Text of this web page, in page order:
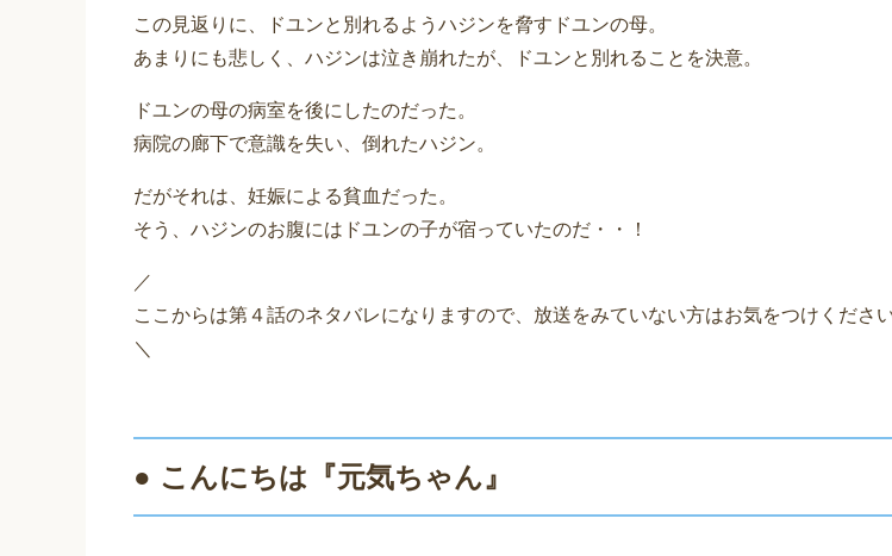
この見返りに、ドユンと別れるようハジンを脅すドユンの母。
あまりにも悲しく、ハジンは泣き崩れたが、ドユンと別れることを決意。
ドユンの母の病室を後にしたのだった。
病院の廊下で意識を失い、倒れたハジン。
だがそれは、妊娠による貧血だった。
そう、ハジンのお腹にはドユンの子が宿っていたのだ・・！
／
ここからは第４話のネタバレになりますので、放送をみていない方はお気をつけくださ
＼
● こんにちは『元気ちゃん』